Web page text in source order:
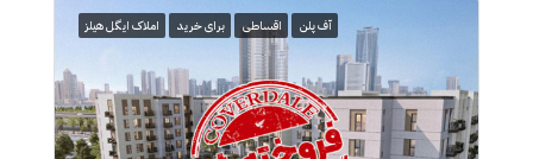
آف پلن اقساطی برای خرید املاک ایگل هیلز